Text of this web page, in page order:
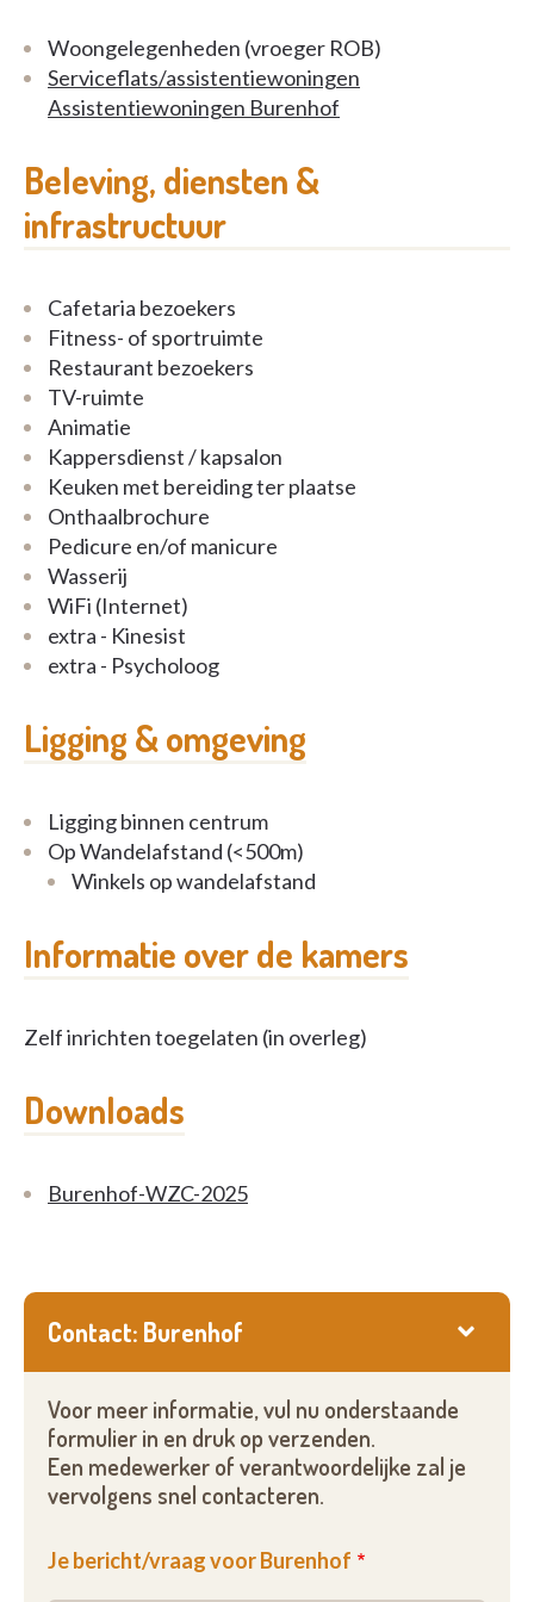
creëren we een warme, huiselijke omgeving
waar vertrouwde gewoontes, persoonlijke
voorkeuren en eigen keuzes centraal staan.
Bewoners bepalen mee het ritme van hun dag,
Burenhof draait niet alleen om zorg, maar
vooral om leven: samen genieten van de kleine
dingen, verbondenheid ervaren en jezelf
Woongelegenheden (vroeger ROB)
Serviceflats/assistentiewoningen
Assistentiewoningen Burenhof
Beleving, diensten &
infrastructuur
Cafetaria bezoekers
Fitness- of sportruimte
Restaurant bezoekers
TV-ruimte
Animatie
Kappersdienst / kapsalon
Keuken met bereiding ter plaatse
Onthaalbrochure
Pedicure en/of manicure
Wasserij
WiFi (Internet)
extra - Kinesist
extra - Psycholoog
Ligging & omgeving
Ligging binnen centrum
Op Wandelafstand (<500m)
Winkels op wandelafstand
Informatie over de kamers
Zelf inrichten toegelaten (in overleg)
Downloads
Burenhof-WZC-2025
Contact: Burenhof
Voor meer informatie, vul nu onderstaande
formulier in en druk op verzenden.
Een medewerker of verantwoordelijke zal je
vervolgens snel contacteren.
Je bericht/vraag voor Burenhof